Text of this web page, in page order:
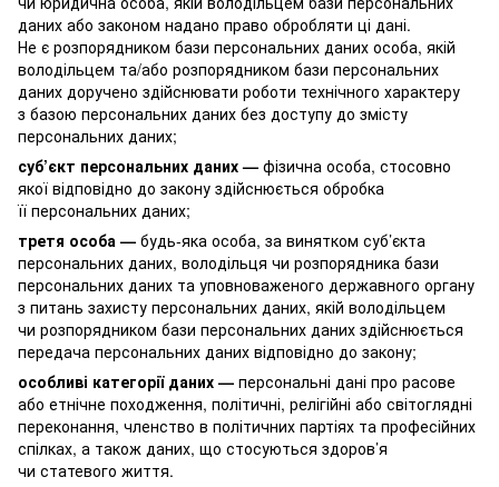
даних або законом надано право обробляти ці дані.
Не є розпорядником бази персональних даних особа, якій
володільцем та/або розпорядником бази персональних
даних доручено здійснювати роботи технічного характеру
з базою персональних даних без доступу до змісту
персональних даних;
суб’єкт персональних даних — фізична особа, стосовно
якої відповідно до закону здійснюється обробка
її персональних даних;
третя особа — будь-яка особа, за винятком суб’єкта
персональних даних, володільця чи розпорядника бази
персональних даних та уповноваженого державного органу
з питань захисту персональних даних, якій володільцем
чи розпорядником бази персональних даних здійснюється
передача персональних даних відповідно до закону;
особливі категорії даних — персональні дані про расове
або етнічне походження, політичні, релігійні або світоглядні
переконання, членство в політичних партіях та професійних
спілках, а також даних, що стосуються здоров’я
чи статевого життя.